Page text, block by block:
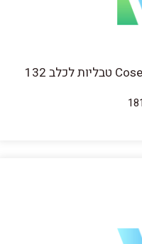
תוסף מפרקים Cosequin Nutramax טבליות לכלב 132